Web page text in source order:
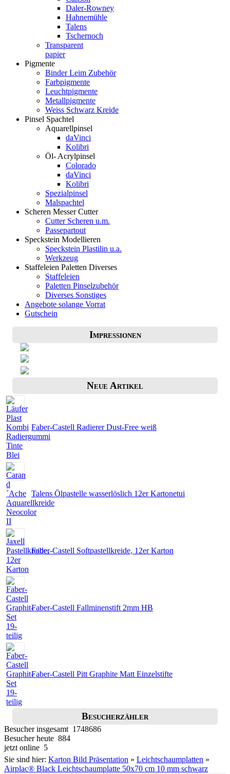
Daler-Rowney
Hahnemühle
Talens
Tschernoch
Transparent
papier
Pigmente
Binder Leim Zubehör
Farbpigmente
Leuchtpigmente
Metallpigmente
Weiss Schwarz Kreide
Pinsel Spachtel
Aquarellpinsel
daVinci
Kolibri
Öl- Acrylpinsel
Colorado
daVinci
Kolibri
Spezialpinsel
Malspachtel
Scheren Messer Cutter
Cutter Scheren u.m.
Passepartout
Speckstein Modellieren
Speckstein Plastilin u.a.
Werkzeug
Staffeleien Paletten Diverses
Staffeleien
Paletten Pinselzubehör
Diverses Sonstiges
Angebote solange Vorrat
Gutschein
Impressionen
Neue Artikel
Faber-Castell Radierer Dust-Free weiß
Talens Ölpastelle wasserlöslich 12er Kartonetui
Faber-Castell Softpastellkreide, 12er Karton
Faber-Castell Fallminenstift 2mm HB
Faber-Castell Pitt Graphite Matt Einzelstifte
Besucherzähler
Besucher insgesamt 1748686
Besucher heute 884
jetzt online 5
Sie sind hier: Karton Bild Präsentation » Leichtschaumplatten »
Airplac® Black Leichtschaumplatte 50x70 cm 10 mm schwarz